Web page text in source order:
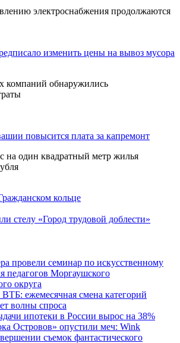
электроснабжения продолжаются
изменить цены на вывоз мусора
компаний обнаружились
повысится плата за капремонт
один квадратный метр жилья
кольце
стелу «Город трудовой доблести»
провели семинар по искусственному
педагогов Моргаушского
округа
ежемесячная смена категорий
волны спроса
ипотеки в России вырос на 38%
Островов» опустили меч: Wink
съемок фантастического